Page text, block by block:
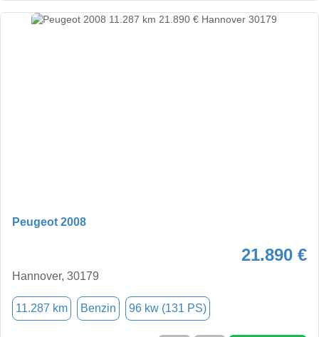
Peugeot 2008
21.890 €
Hannover, 30179
11.287 km Benzin 96 kw (131 PS)